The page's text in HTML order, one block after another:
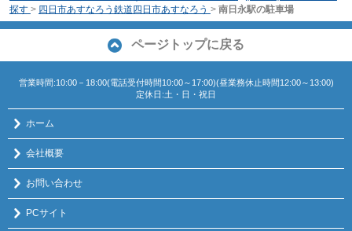
探す > 四日市あすなろう鉄道四日市あすなろう > 南日永駅の駐車場
ページトップに戻る
営業時間:10:00－18:00(電話受付時間10:00～17:00)(昼業務休止時間12:00～13:00)
定休日:土・日・祝日
ホーム
会社概要
お問い合わせ
PCサイト